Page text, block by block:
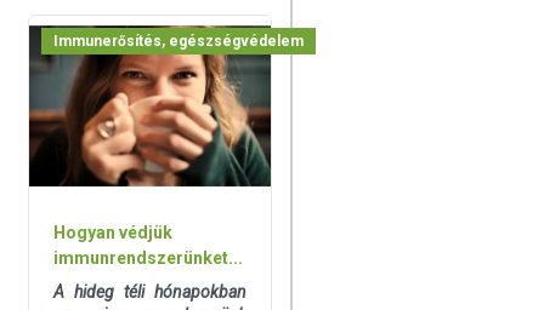
Immunerősítés, egészségvédelem
Hogyan védjük
immunrendszerünket...
A hideg téli hónapokban